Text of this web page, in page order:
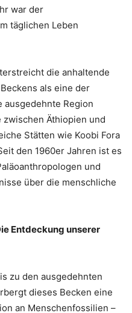
war der
täglichen Leben
die anhaltende
als eine der
ausgedehnte Region
Äthiopien und
Stätten wie Koobi Fora
den 1960er Jahren ist es
und
über die menschliche
Entdeckung unserer
zu den ausgedehnten
dieses Becken eine
an Menschenfossilien –